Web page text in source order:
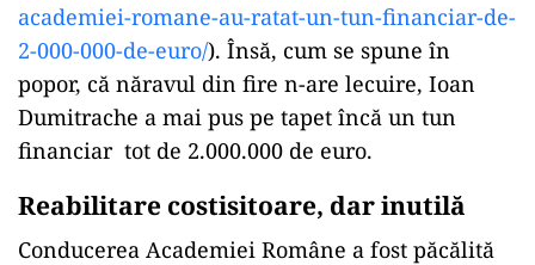
academiei-romane-au-ratat-un-tun-financiar-de-
2-000-000-de-euro/). Însă, cum se spune în
popor, că năravul din fire n-are lecuire, Ioan
Dumitrache a mai pus pe tapet încă un tun
financiar tot de 2.000.000 de euro.
Reabilitare costisitoare, dar inutilă
Conducerea Academiei Române a fost păcălită